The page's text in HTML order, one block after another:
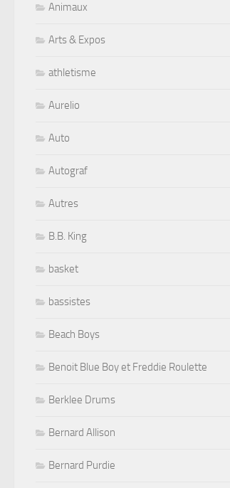
Animaux
Arts & Expos
athletisme
Aurelio
Auto
Autograf
Autres
B.B. King
basket
bassistes
Beach Boys
Benoit Blue Boy et Freddie Roulette
Berklee Drums
Bernard Allison
Bernard Purdie